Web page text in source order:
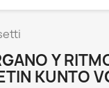
Y
KUNTO